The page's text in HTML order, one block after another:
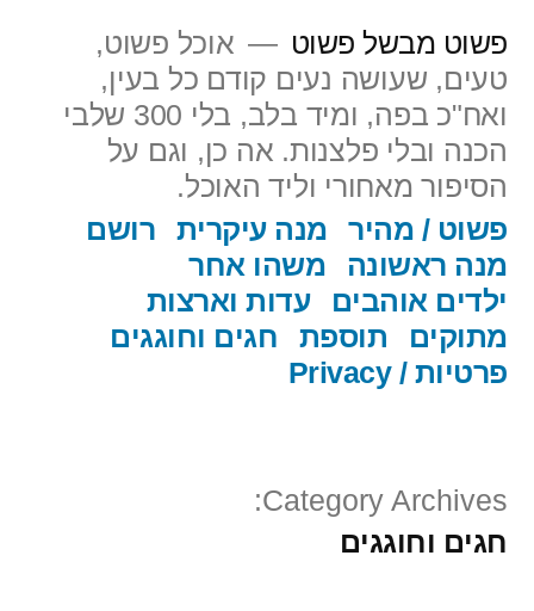
לתוכן
פשוט מבשל פשוט
אוכל פשוט,
טעים, שעושה נעים קודם כל בעין,
ואח"כ בפה, ומיד בלב, בלי 300 שלבי
הכנה ובלי פלצנות. אה כן, וגם על
הסיפור מאחורי וליד האוכל.
פשוט / מהיר
מנה עיקרית
רושם
מנה ראשונה
משהו אחר
ילדים אוהבים
עדות וארצות
מתוקים
תוספת
חגים וחוגגים
פרטיות / Privacy
Category Archives:
חגים וחוגגים